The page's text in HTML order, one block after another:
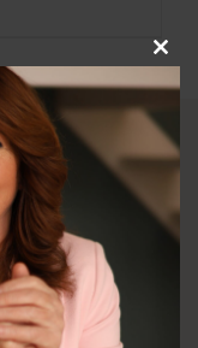
natuurlijke
effectieve
je er
Close